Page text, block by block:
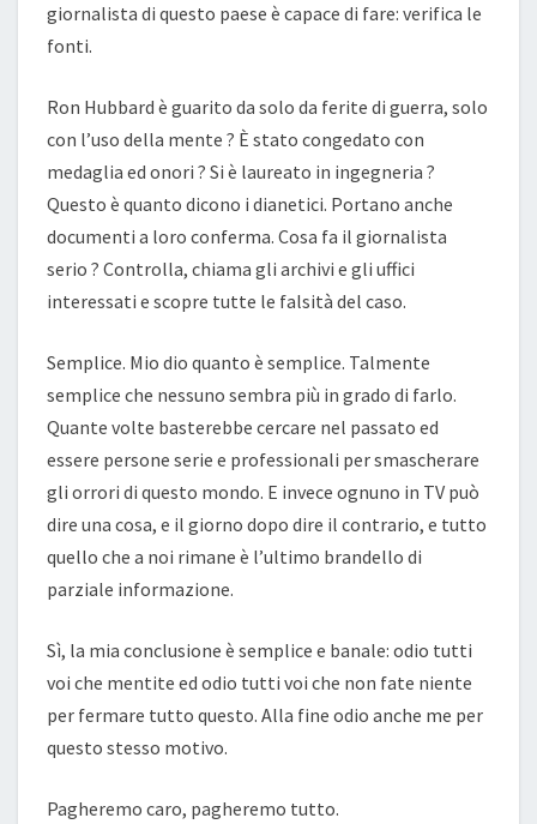
giornalista di questo paese è capace di fare: verifica le
fonti.
Ron Hubbard è guarito da solo da ferite di guerra, solo
con l’uso della mente ? È stato congedato con
medaglia ed onori ? Si è laureato in ingegneria ?
Questo è quanto dicono i dianetici. Portano anche
documenti a loro conferma. Cosa fa il giornalista
serio ? Controlla, chiama gli archivi e gli uffici
interessati e scopre tutte le falsità del caso.
Semplice. Mio dio quanto è semplice. Talmente
semplice che nessuno sembra più in grado di farlo.
Quante volte basterebbe cercare nel passato ed
essere persone serie e professionali per smascherare
gli orrori di questo mondo. E invece ognuno in TV può
dire una cosa, e il giorno dopo dire il contrario, e tutto
quello che a noi rimane è l’ultimo brandello di
parziale informazione.
Sì, la mia conclusione è semplice e banale: odio tutti
voi che mentite ed odio tutti voi che non fate niente
per fermare tutto questo. Alla fine odio anche me per
questo stesso motivo.
Pagheremo caro, pagheremo tutto.